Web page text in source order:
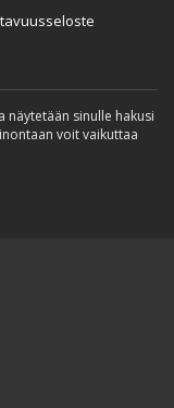
näytetään sinulle hakusi
voit vaikuttaa